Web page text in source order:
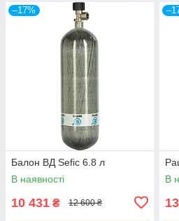
–17%
Балон ВД Sefic 6.8 л
В наявності
10 431 ₴ 12 600 ₴
В